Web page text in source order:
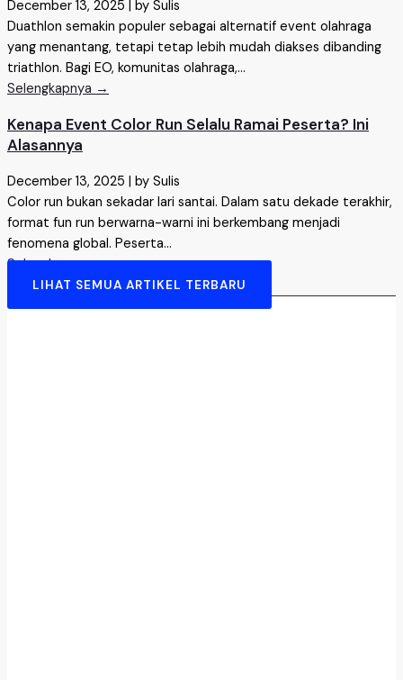
December 13, 2025
by Sulis
Duathlon semakin populer sebagai alternatif event olahraga
yang menantang, tetapi tetap lebih mudah diakses dibanding
triathlon. Bagi EO, komunitas olahraga,...
Selengkapnya →
Kenapa Event Color Run Selalu Ramai Peserta? Ini
Alasannya
December 13, 2025 | by Sulis
Color run bukan sekadar lari santai. Dalam satu dekade terakhir,
format fun run berwarna-warni ini berkembang menjadi
fenomena global. Peserta...
Selengkapnya →
LIHAT SEMUA ARTIKEL TERBARU